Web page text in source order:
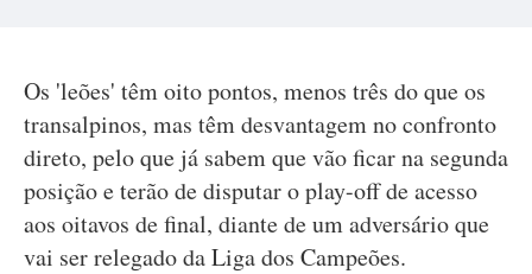
Os 'leões' têm oito pontos, menos três do que os
transalpinos, mas têm desvantagem no confronto
direto, pelo que já sabem que vão ficar na segunda
posição e terão de disputar o play-off de acesso
aos oitavos de final, diante de um adversário que
vai ser relegado da Liga dos Campeões.